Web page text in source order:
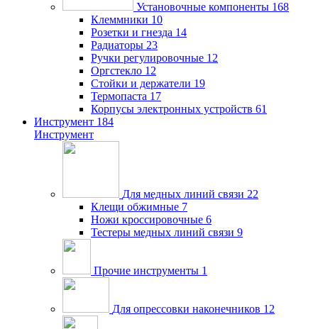
Установочные компоненты 168
Клеммники 10
Розетки и гнезда 14
Радиаторы 23
Ручки регулировочные 12
Оргстекло 12
Стойки и держатели 19
Термопаста 17
Корпусы электронных устройств 61
Инструмент 184
Инструмент
Для медных линий связи 22
Клещи обжимные 7
Ножи кроссировочные 6
Тестеры медных линий связи 9
Прочие инструменты 1
Для опрессовки наконечников 12